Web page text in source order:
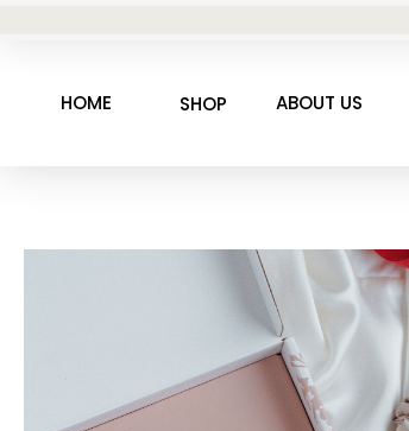
HOME SHOP ABOUT US